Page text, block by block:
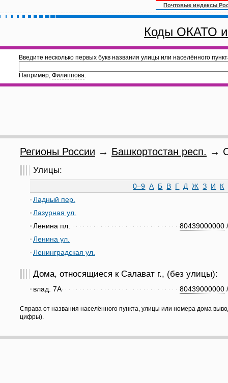
Почтовые индексы
Коды ОКАТО
Введите несколько первых букв названия улицы или населённого
Например, Филиппова.
Регионы России → Башкортостан респ. →
Улицы:
0–9 А Б В Г Д Ж З И
К
Ладный пер.
Лазурная ул.
80439000000
Ленина пл.
Ленина ул.
Ленинградская ул.
Дома, относящиеся к Салават г., (без улицы):
80439000000
влад. 7А
Справа от названия населённого пункта, улицы или номера дома
цифры).